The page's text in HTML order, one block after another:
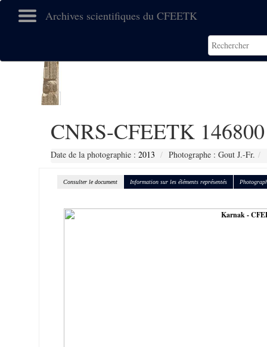
Archives scientifiques du CFEETK
CNRS-CFEETK 146800
Date de la photographie : 2013 Photographe : Gout J.-Fr.
Consulter le document Information sur les éléments représentés